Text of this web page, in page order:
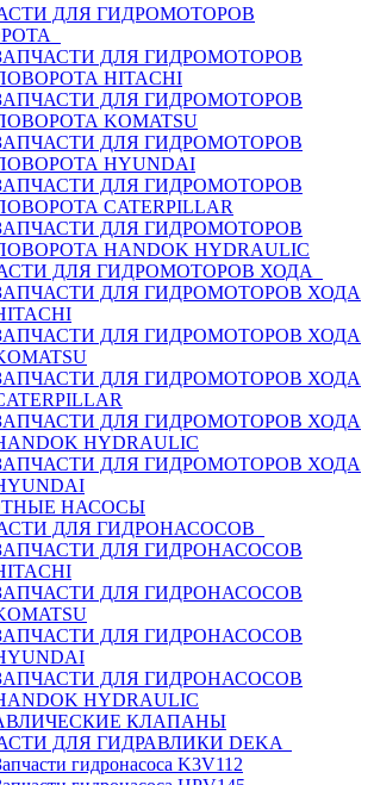
ДЛЯ ГИДРОМОТОРОВ
ДЛЯ ГИДРОМОТОРОВ
HITACHI
ДЛЯ ГИДРОМОТОРОВ
KOMATSU
ДЛЯ ГИДРОМОТОРОВ
HYUNDAI
ДЛЯ ГИДРОМОТОРОВ
CATERPILLAR
ДЛЯ ГИДРОМОТОРОВ
HANDOK HYDRAULIC
ДЛЯ ГИДРОМОТОРОВ ХОДА
ДЛЯ ГИДРОМОТОРОВ ХОДА
ДЛЯ ГИДРОМОТОРОВ ХОДА
ДЛЯ ГИДРОМОТОРОВ ХОДА
ДЛЯ ГИДРОМОТОРОВ ХОДА
HYDRAULIC
ДЛЯ ГИДРОМОТОРОВ ХОДА
НАСОСЫ
ДЛЯ ГИДРОНАСОСОВ
ДЛЯ ГИДРОНАСОСОВ
ДЛЯ ГИДРОНАСОСОВ
ДЛЯ ГИДРОНАСОСОВ
ДЛЯ ГИДРОНАСОСОВ
HYDRAULIC
КЛАПАНЫ
ДЛЯ ГИДРАВЛИКИ DEKA
гидронасоса K3V112